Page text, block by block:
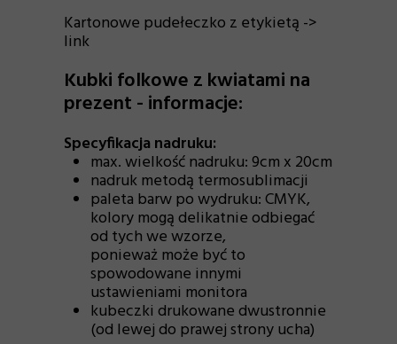
Kartonowe pudełeczko z etykietą ->
link
Kubki folkowe z kwiatami na
prezent - informacje:
Specyfikacja nadruku:
max. wielkość nadruku: 9cm x 20cm
nadruk metodą termosublimacji
paleta barw po wydruku: CMYK,
kolory mogą delikatnie odbiegać
od tych we wzorze,
ponieważ może być to
spowodowane innymi
ustawieniami monitora
kubeczki drukowane dwustronnie
(od lewej do prawej strony ucha)